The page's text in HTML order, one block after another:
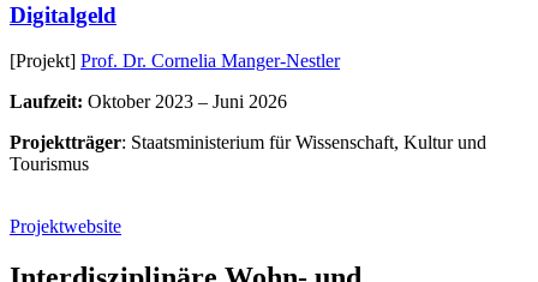
Digitalgeld
[Projekt] Prof. Dr. Cornelia Manger-Nestler
Laufzeit: Oktober 2023 – Juni 2026
Projektträger: Staatsministerium für Wissenschaft, Kultur und
Tourismus
Projektwebsite